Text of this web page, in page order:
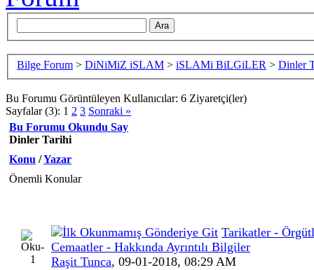
Bilge Forum > DiNiMiZ iSLAM > iSLAMi BiLGiLER > Dinler
Bu Forumu Görüntüleyen Kullanıcılar: 6 Ziyaretçi(ler)
Sayfalar (3): 1 2 3 Sonraki »
Bu Forumu Okundu Say
Dinler Tarihi
Konu /Yazar
Önemli Konular
Tarikatler -
Cemaatler - Hakkında Ayrıntılı Bilgiler
Raşit Tunca, 09-01-2018, 08:29 AM